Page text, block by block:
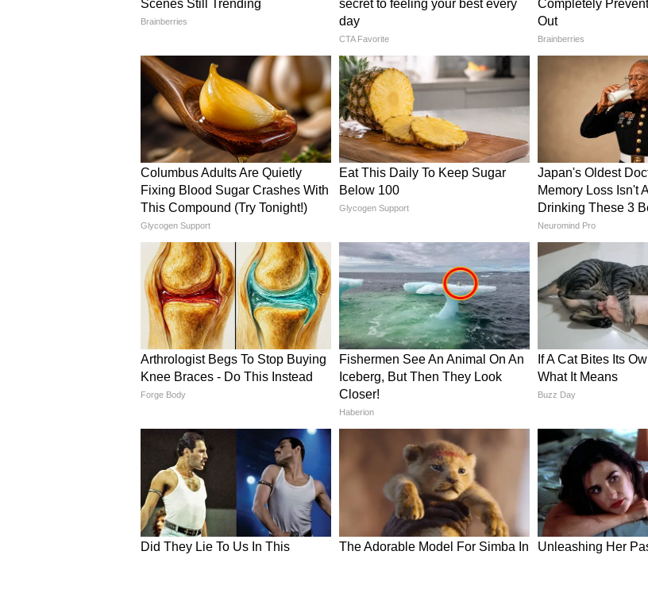
उनकी जोड़ी अक्षय कुमार के साथ है। मूवी में काम करने उन्हें 2.5 करोड़ फीस मिली है।
5
9
Image Credit :Instagram
जैकलीन फर्नांडिस
जैकलीन फर्नांडिस काफी समय से स्क्रीन पर नजर नहीं आईं हैं। वे मल्टीस्टारर फिल्म वेलकम टू द
जंगल का हिस्सा है। इस फिल्म में काम करने उन्होंने 2.5 करोड़ फीस चार्ज की है।
6
9